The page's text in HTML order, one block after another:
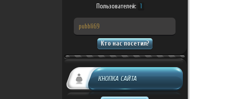
Пользователей: 1
pubbli69
Кто нас посетил?
КНОПКА САЙТА